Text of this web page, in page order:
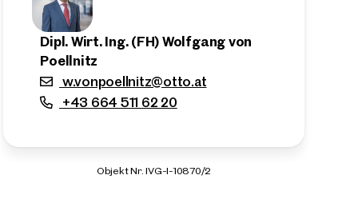
Dipl. Wirt. Ing. (FH) Wolfgang von
Poellnitz
w.vonpoellnitz@otto.at
+43 664 511 62 20
Objekt Nr. IVG-I-10870/2